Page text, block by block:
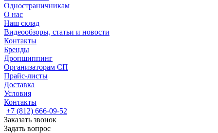
Одностраничникам
О нас
Наш склад
Видеообзоры, статьи и новости
Контакты
Бренды
Дропшиппинг
Организаторам СП
Прайс-листы
Доставка
Условия
Контакты
+7 (812) 666-09-52
Заказать звонок
Задать вопрос